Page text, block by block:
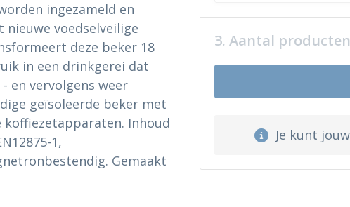
ingezameld en
nieuwe voedselveilige
deze beker 18
in een drinkgerei dat
en vervolgens weer
geïsoleerde beker met
koffiezetapparaten. Inhoud
1,
Gemaakt
3. Aantal producten
Je kunt